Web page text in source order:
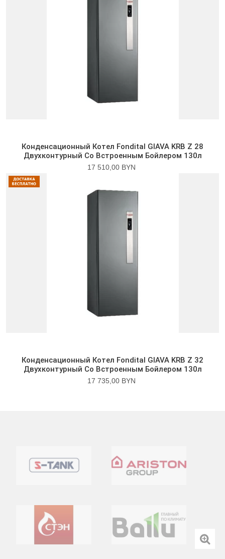
Конденсационный Котел Fondital GIAVA KRB Z 28
Двухконтурный Со Встроенным Бойлером 130л
17 510,00 BYN
Конденсационный Котел Fondital GIAVA KRB Z 32
Двухконтурный Со Встроенным Бойлером 130л
17 735,00 BYN